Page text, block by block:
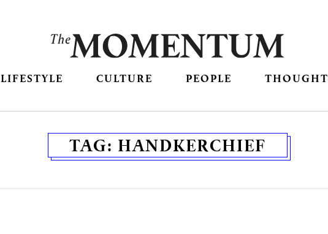
LIFESTYLE CULTURE PEOPLE THOUGHT
TAG: HANDKERCHIEF